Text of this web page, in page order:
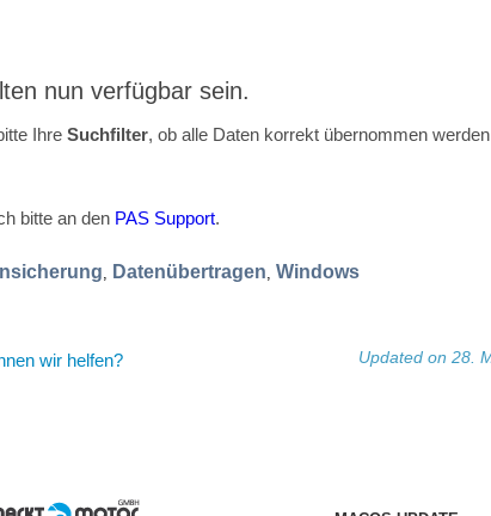
nun verfügbar sein.
Ihre Suchfilter, ob alle Daten korrekt übernommen werden
bitte an den PAS Support.
, Datenübertragen, Windows
wir helfen? Updated on 28.